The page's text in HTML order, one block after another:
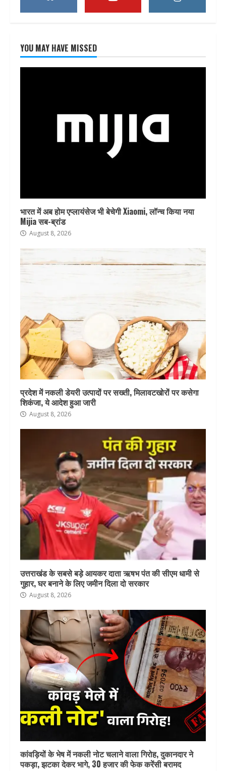
YOU MAY HAVE MISSED
भारत में अब होम एप्लायंसेज भी बेचेगी Xiaomi, लॉन्च किया नया
Mijia सब-ब्रांड
August 8, 2026
प्रदेश में नकली डेयरी उत्पादों पर सख्ती, मिलावटखोरों पर कसेगा
शिकंजा, ये आदेश हुआ जारी
August 8, 2026
उत्तराखंड के सबसे बड़े आयकर दाता ऋषभ पंत की सीएम धामी से
गुहार, घर बनाने के लिए जमीन दिला दो सरकार
August 8, 2026
कांवड़ियों के भेष में नकली नोट चलाने वाला गिरोह, दुकानदार ने
पकड़ा, झटका देकर भागे, 30 हजार की फेक करेंसी बरामद